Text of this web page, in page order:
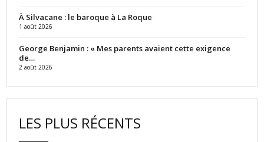
À Silvacane : le baroque à La Roque
1 août 2026
George Benjamin : « Mes parents avaient cette exigence
de…
2 août 2026
LES PLUS RÉCENTS